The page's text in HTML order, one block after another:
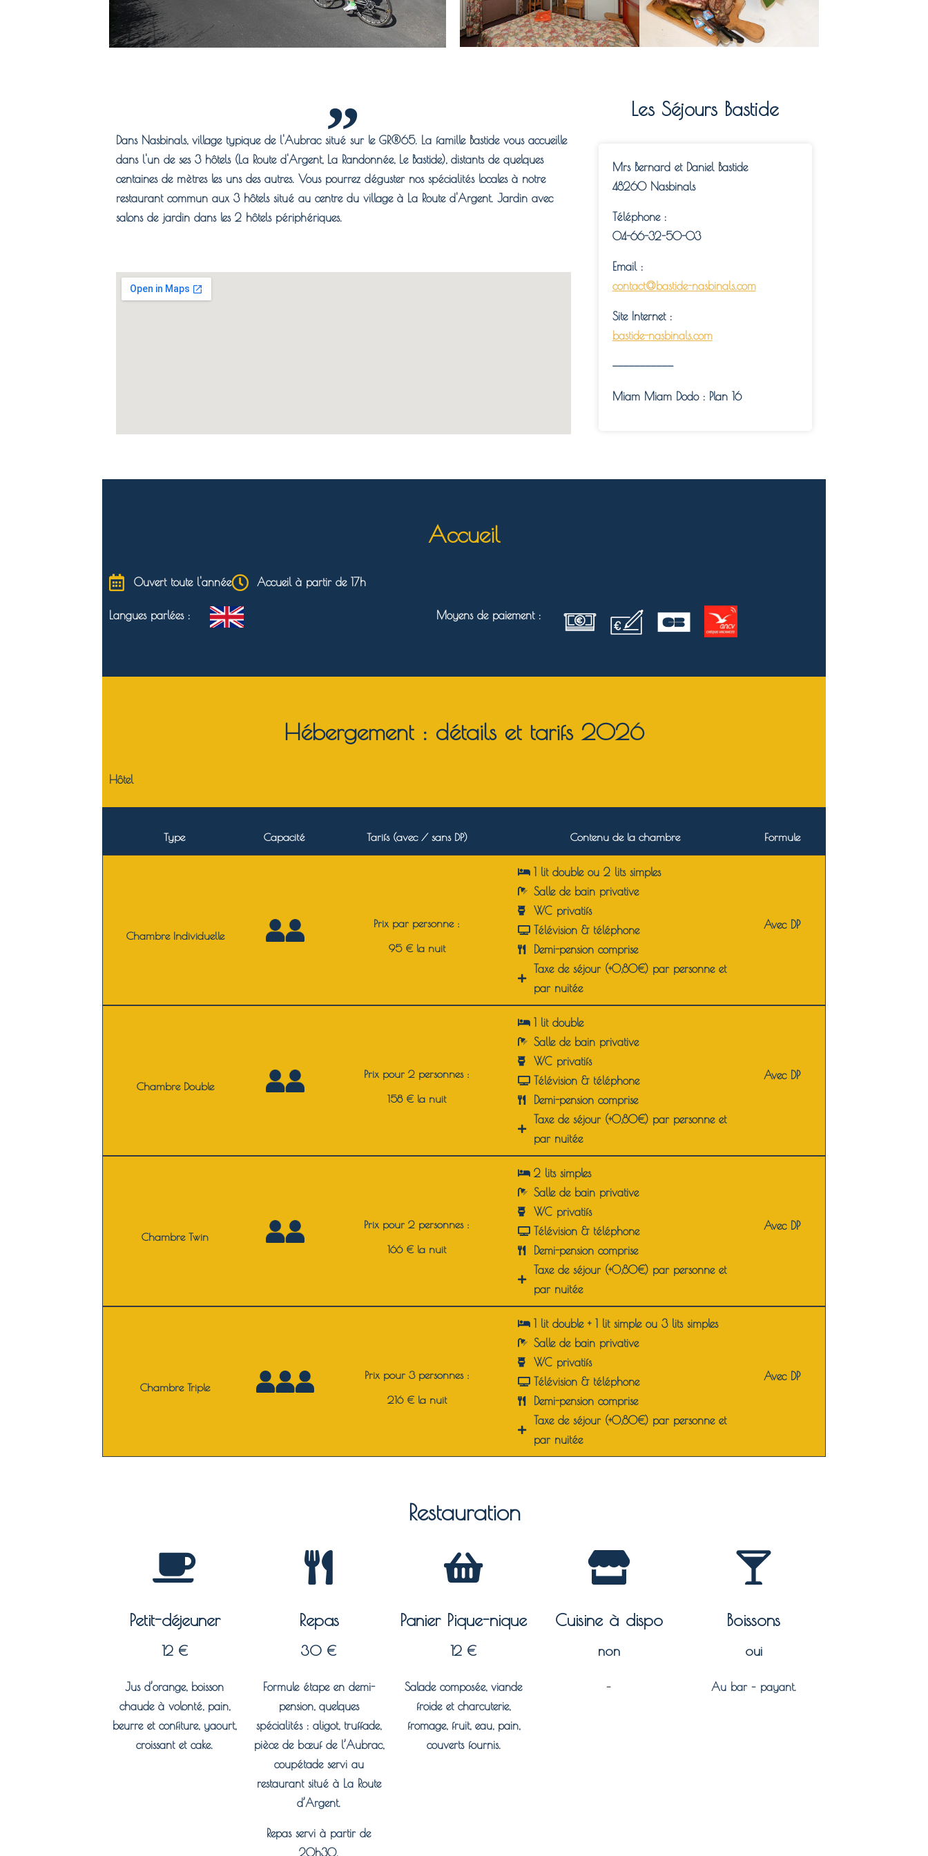
Dans Nasbinals, village typique de l'Aubrac situé sur le GR®65. La famille Bastide vous accueille
dans l'un de ses 3 hôtels (La Route d'Argent, La Randonnée, Le Bastide), distants de quelques
centaines de mètres les uns des autres. Vous pourrez déguster nos spécialités locales à notre
restaurant commun aux 3 hôtels situé au centre du village à La Route d'Argent. Jardin avec
salons de jardin dans les 2 hôtels périphériques.
Les Séjours Bastide
Mrs Bernard et Daniel Bastide
48260 Nasbinals
Téléphone :
04-66-32-50-03
Email :
contact@bastide-nasbinals.com
Site Internet :
bastide-nasbinals.com
———————————
Miam Miam Dodo : Plan 16
Accueil
Ouvert toute l'année Accueil à partir de 17h
Langues parlées : Moyens de paiement :
Hébergement : détails et tarifs 2026
Hôtel
Type Capacité Tarifs (avec / sans DP) Contenu de la chambre Formule
Chambre Individuelle
Prix par personne :
95 € la nuit
1 lit double ou 2 lits simples
Salle de bain privative
WC privatifs
Télévision & téléphone
Demi-pension comprise
Taxe de séjour (+0,80€) par personne et
par nuitée
Avec DP
Chambre Double
Prix pour 2 personnes :
158 € la nuit
1 lit double
Salle de bain privative
WC privatifs
Télévision & téléphone
Demi-pension comprise
Taxe de séjour (+0,80€) par personne et
par nuitée
Avec DP
Chambre Twin
Prix pour 2 personnes :
166 € la nuit
2 lits simples
Salle de bain privative
WC privatifs
Télévision & téléphone
Demi-pension comprise
Taxe de séjour (+0,80€) par personne et
par nuitée
Avec DP
Chambre Triple
Prix pour 3 personnes :
216 € la nuit
1 lit double + 1 lit simple ou 3 lits simples
Salle de bain privative
WC privatifs
Télévision & téléphone
Demi-pension comprise
Taxe de séjour (+0,80€) par personne et
par nuitée
Avec DP
Restauration
Petit-déjeuner
12 €
Jus d’orange, boisson
chaude à volonté, pain,
beurre et confiture, yaourt,
croissant et cake.​
Repas
30 €
Formule étape en demi-
pension, quelques
spécialités : aligot, truffade,
pièce de bœuf de l’Aubrac,
coupétade servi au
restaurant situé à La Route
d’Argent.
Repas servi à partir de
20h30.
Panier Pique-nique
12 €
Salade composée, viande
froide et charcuterie,
fromage, fruit, eau, pain,
couverts fournis.​
Cuisine à dispo
non
–
Boissons
oui
Au bar – payant.​